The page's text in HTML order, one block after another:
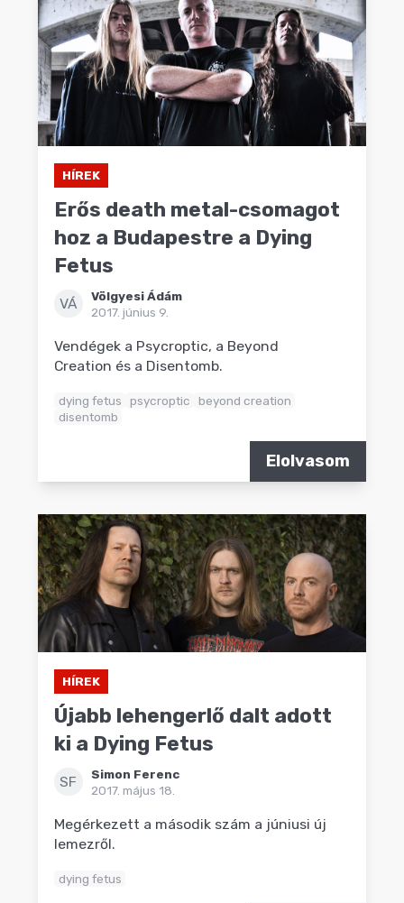
HÍREK
Erős death metal-csomagot
hoz a Budapestre a Dying
Fetus
VÁ
Völgyesi Ádám
2017. június 9.
Vendégek a Psycroptic, a Beyond
Creation és a Disentomb.
dying fetus psycroptic
beyond creation
disentomb
Elolvasom
HÍREK
Újabb lehengerlő dalt adott
ki a Dying Fetus
SF
Simon Ferenc
2017. május 18.
Megérkezett a második szám a júniusi új
lemezről.
dying fetus